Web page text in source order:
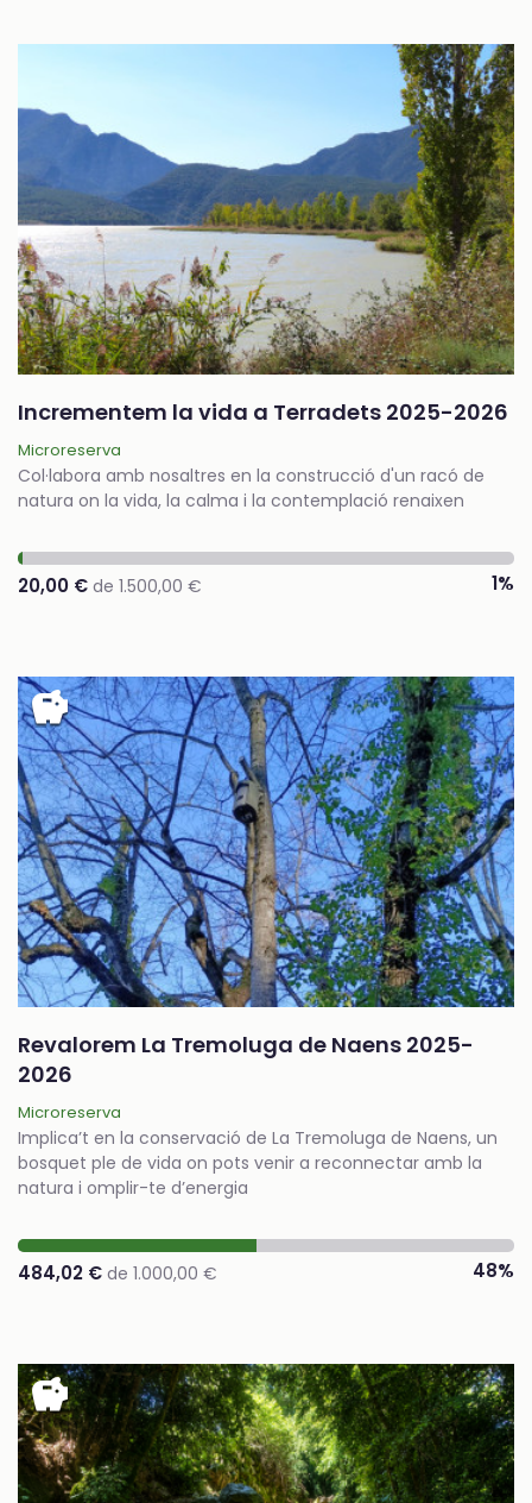
Incrementem la vida a Terradets 2025-2026
Microreserva
Col·labora amb nosaltres en la construcció d'un racó de
natura on la vida, la calma i la contemplació renaixen
20,00 € de 1.500,00 € 1%
savings
Revalorem La Tremoluga de Naens 2025-
2026
Microreserva
Implica’t en la conservació de La Tremoluga de Naens, un
bosquet ple de vida on pots venir a reconnectar amb la
natura i omplir-te d’energia
484,02 € de 1.000,00 € 48%
savings